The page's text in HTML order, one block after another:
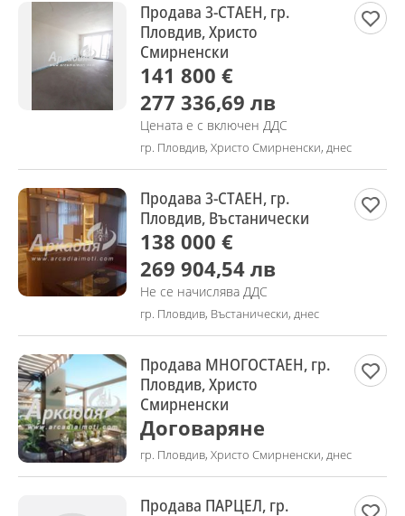
Продава 3-СТАЕН, гр.
Пловдив, Христо
Смирненски
141 800 €
277 336,69 лв
Цената е с включен ДДС
гр. Пловдив, Христо Смирненски, днес
Продава 3-СТАЕН, гр.
Пловдив, Въстанически
138 000 €
269 904,54 лв
Не се начислява ДДС
гр. Пловдив, Въстанически, днес
Продава МНОГОСТАЕН, гр.
Пловдив, Христо
Смирненски
Договаряне
гр. Пловдив, Христо Смирненски, днес
Продава ПАРЦЕЛ, гр.